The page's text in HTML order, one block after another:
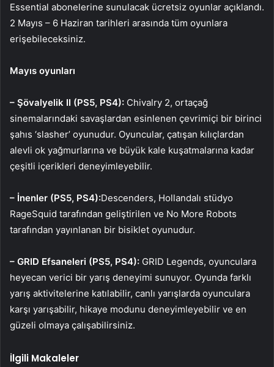
Essential abonelerine sunulacak ücretsiz oyunlar açıklandı.
2 Mayıs – 6 Haziran tarihleri ​​arasında tüm oyunlara
erişebileceksiniz.
Mayıs oyunları
– Şövalyelik II (PS5, PS4): Chivalry 2, ortaçağ
sinemalarındaki savaşlardan esinlenen çevrimiçi bir birinci
şahıs ‘slasher’ oyunudur. Oyuncular, çatışan kılıçlardan
alevli ok yağmurlarına ve büyük kale kuşatmalarına kadar
çeşitli içerikleri deneyimleyebilir.
– İnenler (PS5, PS4):Descenders, Hollandalı stüdyo
RageSquid tarafından geliştirilen ve No More Robots
tarafından yayınlanan bir bisiklet oyunudur.
– GRID Efsaneleri (PS5, PS4): GRID Legends, oyunculara
heyecan verici bir yarış deneyimi sunuyor. Oyunda farklı
yarış aktivitelerine katılabilir, canlı yarışlarda oyunculara
karşı yarışabilir, hikaye modunu deneyimleyebilir ve en
güzeli olmaya çalışabilirsiniz.
İlgili Makaleler